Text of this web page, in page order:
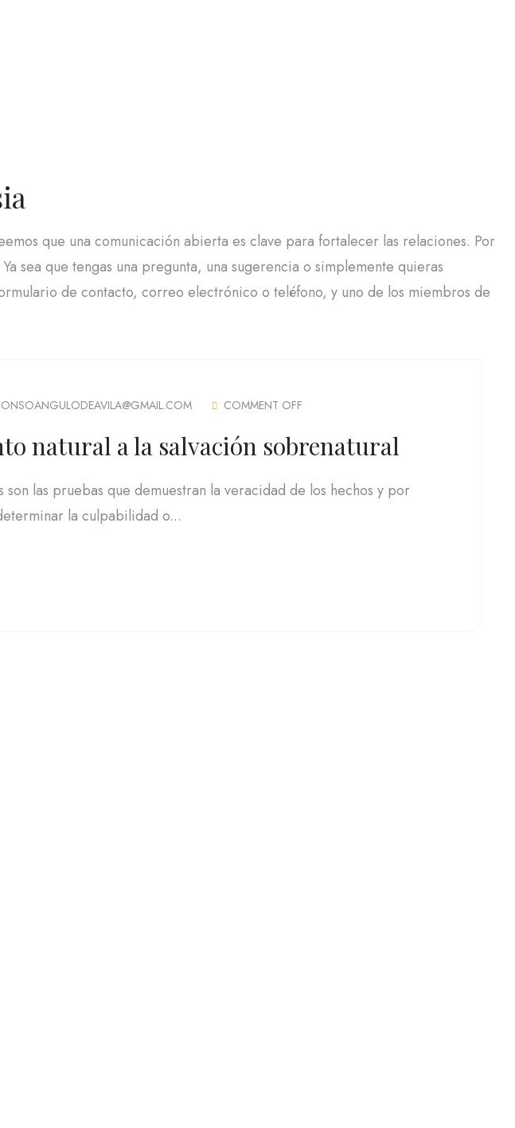
que una comunicación abierta es clave para fortalecer las relaciones. Por
sea que tengas una pregunta, una sugerencia o simplemente quieras
de contacto, correo electrónico o teléfono, y uno de los miembros de
COMMENT OFF
natural a la salvación sobrenatural
son las pruebas que demuestran la veracidad de los hechos y por
la culpabilidad o...